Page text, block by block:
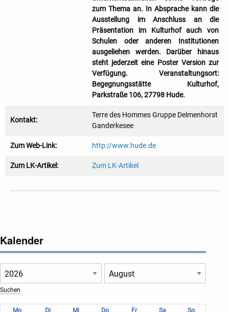
zum Thema an. In Absprache kann die
Ausstellung im Anschluss an die
Präsentation im Kulturhof auch von
Schulen oder anderen Institutionen
ausgeliehen werden. Darüber hinaus
steht jederzeit eine Poster Version zur
Verfügung. Veranstaltungsort:
Begegnungsstätte Kulturhof,
Parkstraße 106, 27798 Hude.
Kontakt:
Terre des Hommes Gruppe Delmenhorst
Ganderkesee
Zum Web-Link: http://www.hude.de
Zum LK-Artikel: Zum LK-Artikel
Kalender